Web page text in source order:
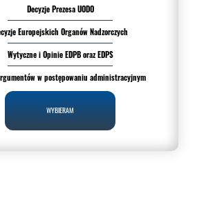
Decyzje Prezesa UODO
Europejskich Organów Nadzorczych
Wytyczne i Opinie EDPB oraz EDPS
w postępowaniu administracyjnym
WYBIERAM